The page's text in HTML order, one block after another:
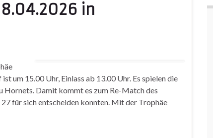
in
um 15.00 Uhr, Einlass ab 13.00 Uhr. Es spielen die
Hornets. Damit kommt es zum Re-Match des
für sich entscheiden konnten. Mit der Trophäe